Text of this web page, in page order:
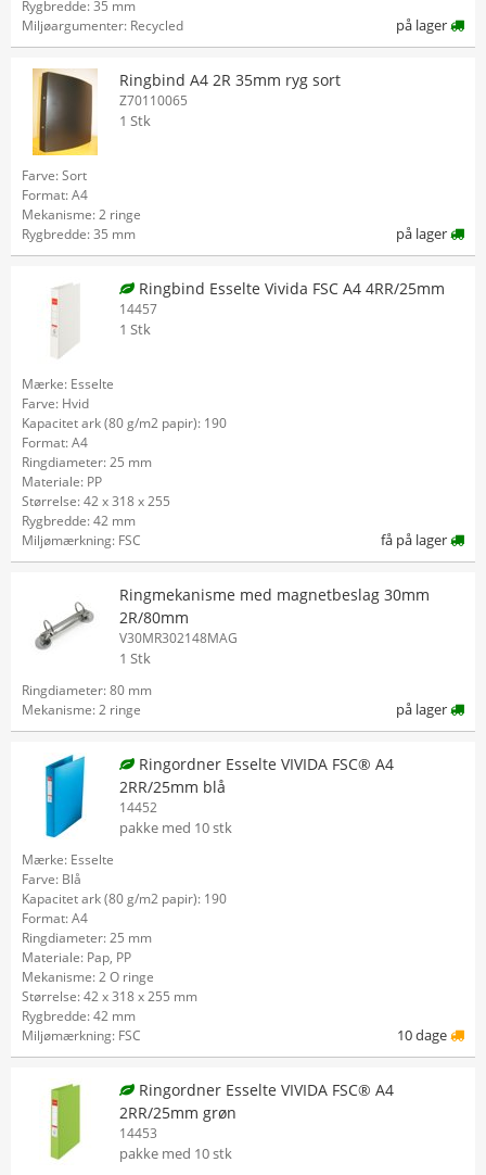
Rygbredde: 35 mm
Miljøargumenter: Recycled
på lager
Ringbind A4 2R 35mm ryg sort
Z70110065
1 Stk
Farve: Sort
Format: A4
Mekanisme: 2 ringe
Rygbredde: 35 mm
på lager
Ringbind Esselte Vivida FSC A4 4RR/25mm
14457
1 Stk
Mærke: Esselte
Farve: Hvid
Kapacitet ark (80 g/m2 papir): 190
Format: A4
Ringdiameter: 25 mm
Materiale: PP
Størrelse: 42 x 318 x 255
Rygbredde: 42 mm
Miljømærkning: FSC
få på lager
Ringmekanisme med magnetbeslag 30mm
2R/80mm
V30MR302148MAG
1 Stk
Ringdiameter: 80 mm
Mekanisme: 2 ringe
på lager
Ringordner Esselte VIVIDA FSC® A4
2RR/25mm blå
14452
pakke med 10 stk
Mærke: Esselte
Farve: Blå
Kapacitet ark (80 g/m2 papir): 190
Format: A4
Ringdiameter: 25 mm
Materiale: Pap, PP
Mekanisme: 2 O ringe
Størrelse: 42 x 318 x 255 mm
Rygbredde: 42 mm
Miljømærkning: FSC
10 dage
Ringordner Esselte VIVIDA FSC® A4
2RR/25mm grøn
14453
pakke med 10 stk